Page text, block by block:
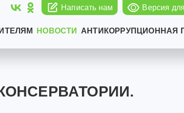
Написать нам Версия
НОВОСТИ АНТИКОРРУПЦИОННАЯ